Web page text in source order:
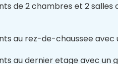
de 2 chambres et 2 salles
au rez-de-chaussee avec
au dernier etage avec un